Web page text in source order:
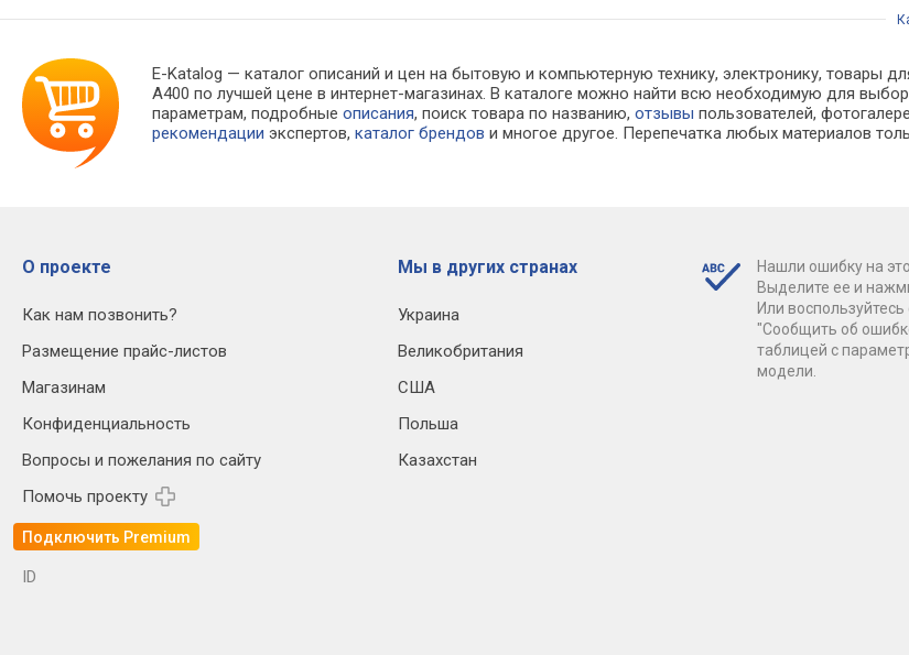
E-Katalog — каталог описаний и цен на бытовую и компьютерную технику, электронику, товары
A400 по лучшей цене в интернет-магазинах. В каталоге можно найти всю необходимую для
параметрам, подробныеописания, поиск товара по названию,отзывы пользователей,
рекомендации экспертов,каталог брендов и многое другое. Перепечатка любых материалов
О проекте
Как нам позвонить?
Размещение прайс-листов
Магазинам
Конфиденциальность
Вопросы и пожелания по сайту
Помочь проекту
Подключить Premium
Мы в других странах
Украина
Великобритания
США
Польша
Казахстан
Нашли ошибку на
Выделите ее и
Или
"Сообщить об
таблицей с
модели.
ID